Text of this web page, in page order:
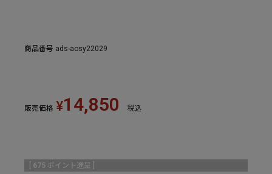
商品番号 ads-aosy22029
販売価格 ¥14,850 税込
675 ポイント進呈 ]